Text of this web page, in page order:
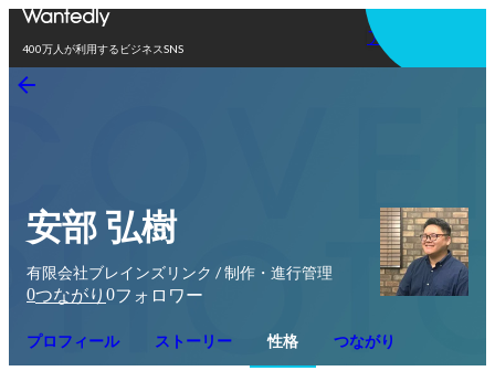
400万人が利用するビジネスSNS
アプリを使う
安部 弘樹
有限会社ブレインズリンク / 制作・進行管理
0つながり 0フォロワー
プロフィール ストーリー 性格 つながり